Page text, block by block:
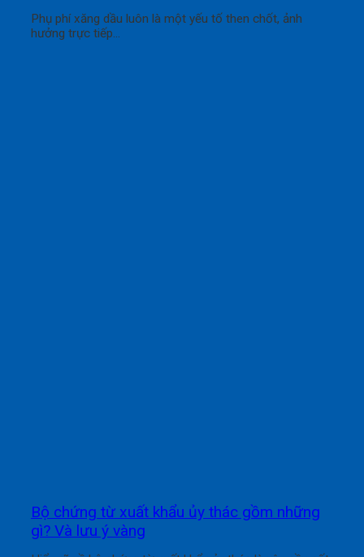
Phụ phí xăng dầu luôn là một yếu tố then chốt, ảnh
hưởng trực tiếp...
Bộ chứng từ xuất khẩu ủy thác gồm những
gì? Và lưu ý vàng